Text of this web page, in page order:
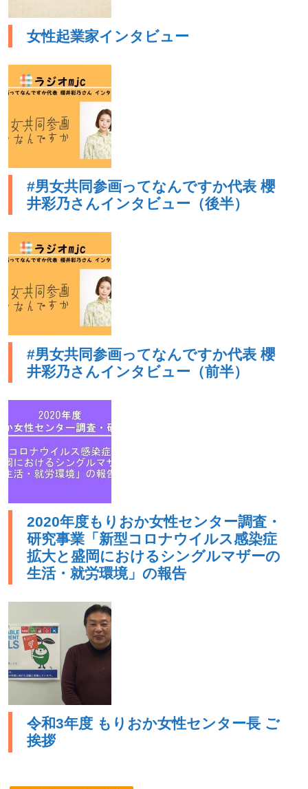
女性起業家インタビュー
#男女共同参画ってなんですか代表 櫻
井彩乃さんインタビュー（後半）
#男女共同参画ってなんですか代表 櫻
井彩乃さんインタビュー（前半）
2020年度もりおか女性センター調査・
研究事業「新型コロナウイルス感染症
拡大と盛岡におけるシングルマザーの
生活・就労環境」の報告
令和3年度 もりおか女性センター長 ご
挨拶